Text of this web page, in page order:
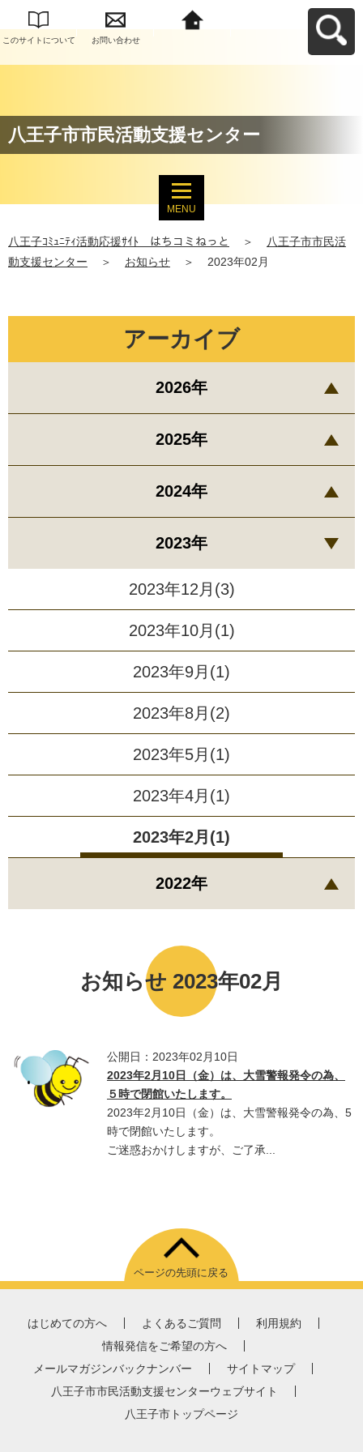
このサイトについて お問い合わせ
八王子市市民活動支援センター
MENU
八王子ｺﾐｭﾆﾃｨ活動応援ｻｲﾄ はちコミねっと ＞
八王子市市民活
動支援センター
＞ お知らせ ＞ 2023年02月
お知らせ 2023年02月
公開日：2023年02月10日
2023年2月10日（金）は、大雪警報発令の為、
５時で閉館いたします。
2023年2月10日（金）は、大雪警報発令の為、5
時で閉館いたします。
ご迷惑おかけしますが、ご了承...
アーカイブ
2026年
2025年
2024年
2023年
2023年12月(3)
2023年10月(1)
2023年9月(1)
2023年8月(2)
2023年5月(1)
2023年4月(1)
2023年2月(1)
2022年
ページの先頭に戻る
はじめての方へ よくあるご質問
利用規約
情報発信をご希望の方へ
メールマガジンバックナンバー
サイトマップ
八王子市市民活動支援センターウェブサイト
八王子市トップページ